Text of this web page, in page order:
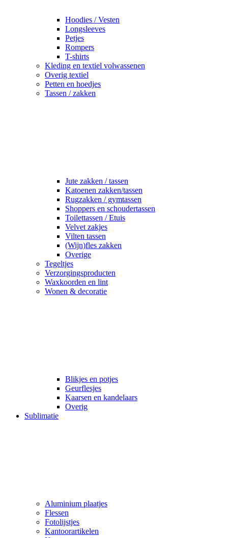
Hoodies / Vesten
Longsleeves
Petjes
Rompers
T-shirts
Kleding en textiel volwassenen
Overig textiel
Petten en hoedjes
Tassen / zakken
Jute zakken / tassen
Katoenen zakken/tassen
Rugzakken / gymtassen
Shoppers en schoudertassen
Toilettassen / Etuis
Velvet zakjes
Vilten tassen
(Wijn)fles zakken
Overige
Tegeltjes
Verzorgingsproducten
Waxkoorden en lint
Wonen & decoratie
Blikjes en potjes
Geurflesjes
Kaarsen en kandelaars
Overig
Sublimatie
Aluminium plaatjes
Flessen
Fotolijstjes
Kantoorartikelen